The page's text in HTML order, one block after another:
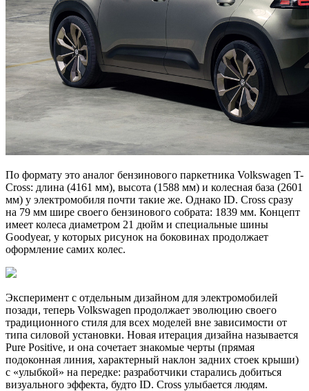
По формату это аналог бензинового паркетника Volkswagen T-
Cross: длина (4161 мм), высота (1588 мм) и колесная база (2601
мм) у электромобиля почти такие же. Однако ID. Cross сразу
на 79 мм шире своего бензинового собрата: 1839 мм. Концепт
имеет колеса диаметром 21 дюйм и специальные шины
Goodyear, у которых рисунок на боковинах продолжает
оформление самих колес.
Эксперимент с отдельным дизайном для электромобилей
позади, теперь Volkswagen продолжает эволюцию своего
традиционного стиля для всех моделей вне зависимости от
типа силовой установки. Новая итерация дизайна называется
Pure Positive, и она сочетает знакомые черты (прямая
подоконная линия, характерный наклон задних стоек крыши)
с «улыбкой» на передке: разработчики старались добиться
визуального эффекта, будто ID. Cross улыбается людям.